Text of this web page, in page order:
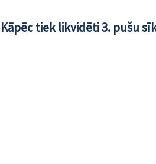
Kāpēc tiek likvidēti 3. pušu